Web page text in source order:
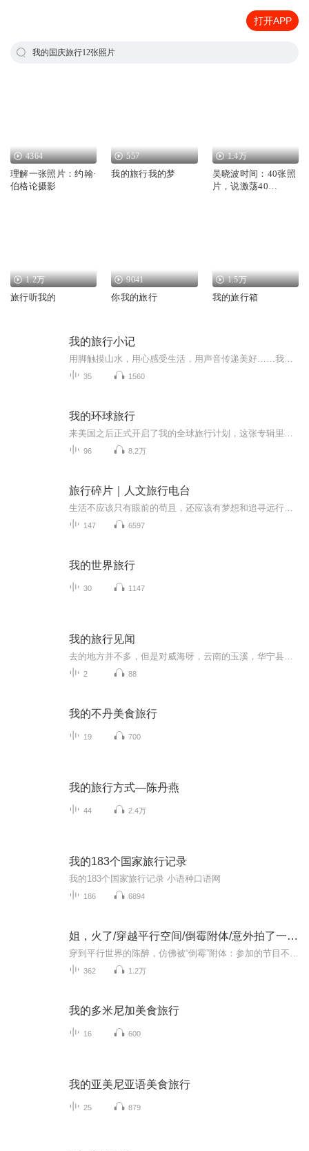
打开APP
我的国庆旅行12张照片
4364
理解一张照片：约翰·
伯格论摄影
557
我的旅行我的梦
1.4万
吴晓波时间：40张照
片，说激荡40
1.2万
旅行听我的
9041
你我的旅行
1.5万
我的旅行箱
我的旅行小记
35 1560
我的环球旅行
96 8.2万
旅行碎片｜人文旅行电台
147 6597
我的世界旅行
30 1147
我的旅行见闻
2 88
我的不丹美食旅行
19 700
我的旅行方式—陈丹燕
44 2.4万
我的183个国家旅行记录
我的183个国家旅行记录 小语种口语网
186 6894
姐，火了/穿越平行空间/倒霉附体/意外拍了一张照片
362 1.2万
我的多米尼加美食旅行
16 600
我的亚美尼亚语美食旅行
25 879